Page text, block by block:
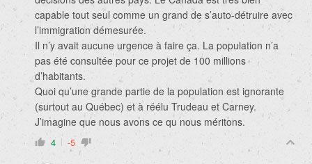
capable tout seul comme un grand de s’auto-détruire avec
l’immigration démesurée.
Il n’y avait aucune urgence à faire ça. La population n’a
pas été consultée pour ce projet de 100 millions
d’habitants.
Quoi qu’une grande partie de la population est ignorante
(surtout au Québec) et à réélu Trudeau et Carney.
J’imagine que nous avons ce qu nous méritons.
4 -5